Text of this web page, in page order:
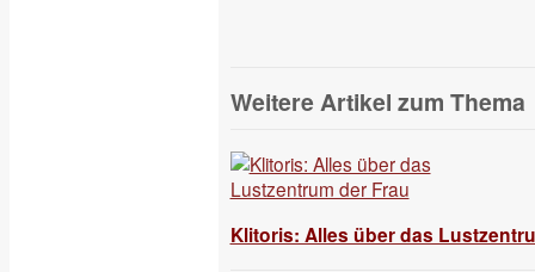
Weitere Artikel zum Thema
Klitoris: Alles über das